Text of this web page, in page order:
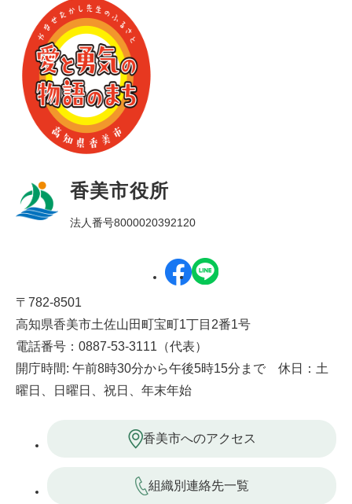
香美市役所
法人番号8000020392120
〒782-8501
高知県香美市土佐山田町宝町1丁目2番1号
電話番号：0887-53-3111（代表）
開庁時間: 午前8時30分から午後5時15分まで 休日：土
曜日、日曜日、祝日、年末年始
香美市へのアクセス
組織別連絡先一覧